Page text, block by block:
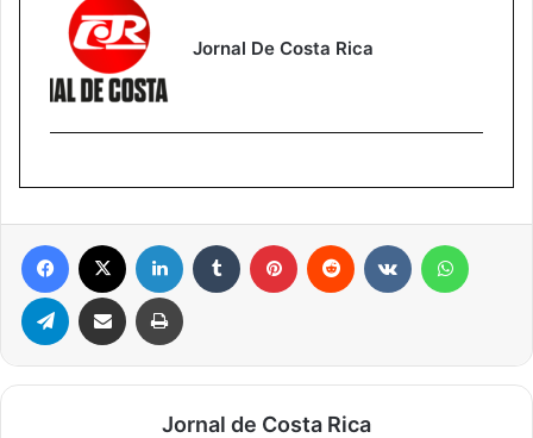
Jornal De Costa Rica
Facebook Linkedin Tumblr Pinterest Reddit
Telegram Compartilhar via e-mail Imprimir
Jornal de Costa Rica